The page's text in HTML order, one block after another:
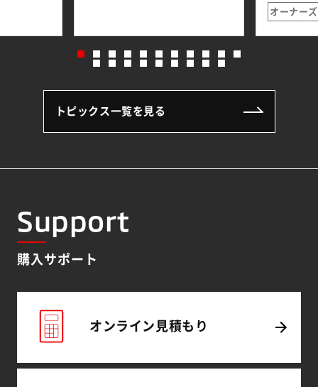
オーナー
トピックス一覧を見る
Support
購入サポート
オンライン 見積もり （別ウィンドウで